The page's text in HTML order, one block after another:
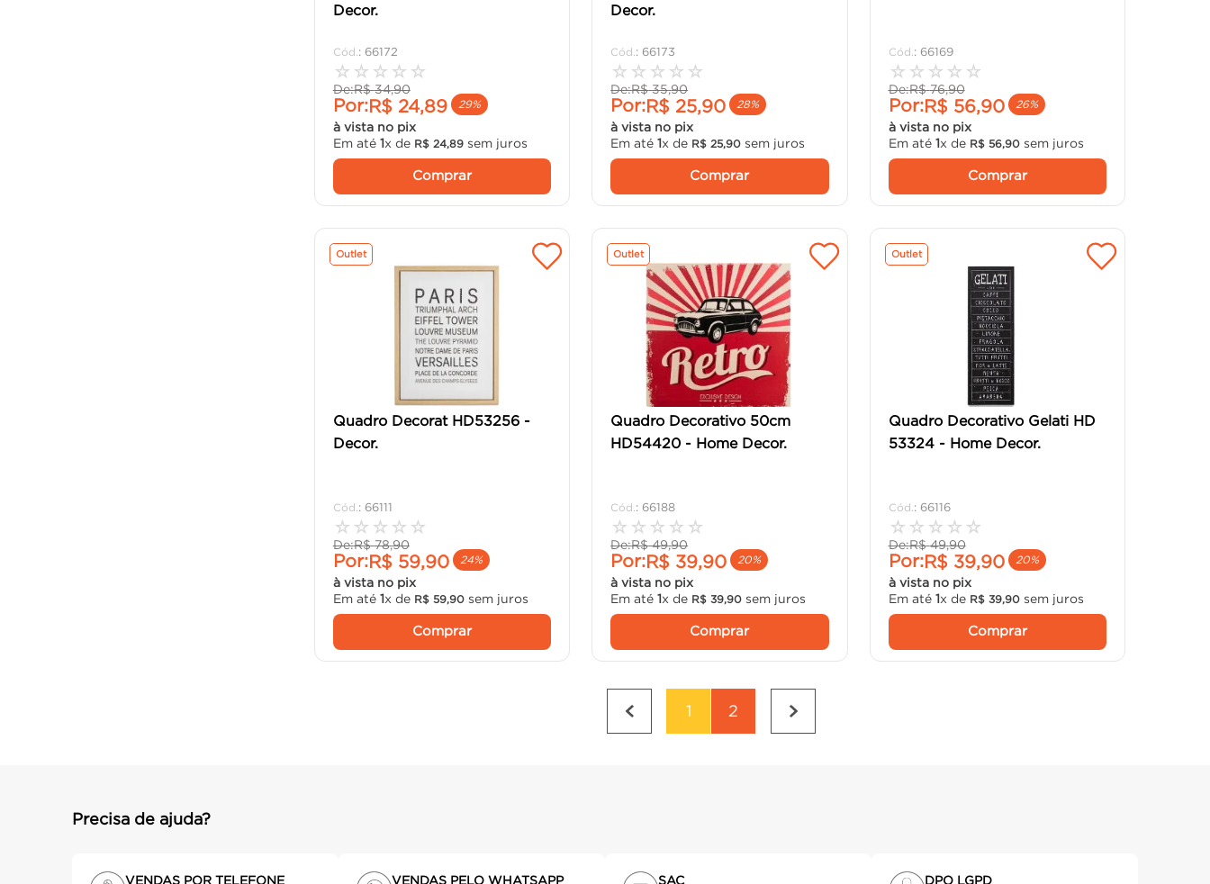
Decor.
: 66172
☆ ☆ ☆ ☆ ☆
De:R$ 34,90
Por:R$ 24,89 29%
à vista no pix
Em até 1x de R$ 24, 89sem juros
Comprar
Decor.
: 66173
☆ ☆ ☆ ☆ ☆
De:R$ 35,90
Por:R$ 25,90 28%
à vista no pix
Em até1x de R$ 25 ,90 sem juros
Comprar
: 66169
☆ ☆ ☆ ☆ ☆
De:R$ 76,90
Por:R$ 56,90 26%
à vista no pix
Em até 1x de R$ 56, 90sem juros
Comprar
Outlet
Quadro Decorat HD53256 -
Decor.
: 66111
☆ ☆ ☆ ☆ ☆
De:R$ 78,90
Por:R$ 59,90 24%
à vista no pix
Em até 1x de R$ 59, 90sem juros
Comprar
Outlet
Quadro Decorativo 50cm
HD54420 - Home Decor.
: 66188
☆ ☆ ☆ ☆ ☆
De:R$ 49,90
Por:R$ 39,90 20%
à vista no pix
Em até1x de R$ 39 ,90 sem juros
Comprar
Outlet
Quadro Decorativo Gelati HD
53324 - Home Decor.
: 66116
☆ ☆ ☆ ☆ ☆
De:R$ 49,90
Por:R$ 39,90 20%
à vista no pix
Em até 1x de R$ 39, 90sem juros
Comprar
1 2
Precisa de ajuda?
VENDAS POR TELEFONE VENDAS PELO WHATSAPP SAC DPO LGPD